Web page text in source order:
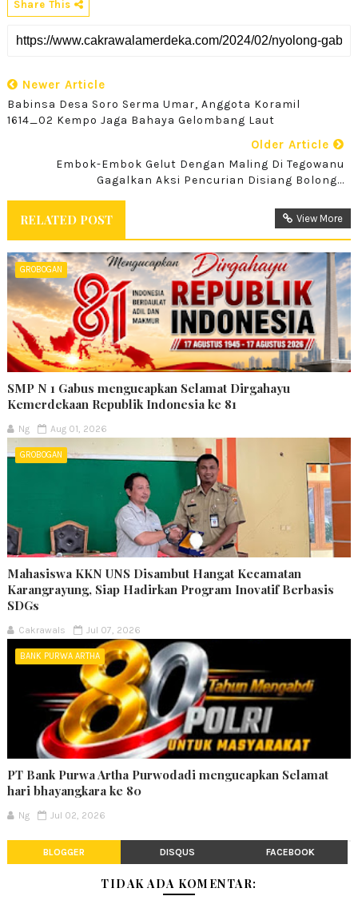
Share This
Newer Article
Babinsa Desa Soro Serma Umar, Anggota Koramil
1614_02 Kempo Jaga Bahaya Gelombang Laut
Older Article
Embok-Embok Gelut Dengan Maling Di Tegowanu
Gagalkan Aksi Pencurian Disiang Bolong...
RELATED POST View More
GROBOGAN
SMP N 1 Gabus mengucapkan Selamat Dirgahayu
Kemerdekaan Republik Indonesia ke 81
Ng Aug 01, 2026
GROBOGAN
Mahasiswa KKN UNS Disambut Hangat Kecamatan
Karangrayung, Siap Hadirkan Program Inovatif Berbasis
SDGs
Cakrawals Jul 07, 2026
BANK PURWA ARTHA
PT Bank Purwa Artha Purwodadi mengucapkan Selamat
hari bhayangkara ke 80
Ng Jul 02, 2026
BLOGGER DISQUS FACEBOOK
TIDAK ADA KOMENTAR: